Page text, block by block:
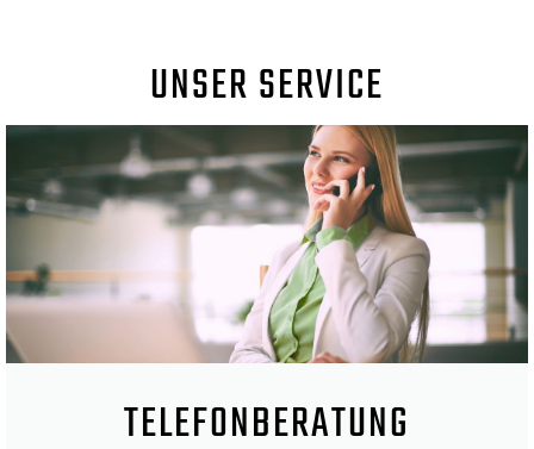
UNSER SERVICE
TELEFONBERATUNG